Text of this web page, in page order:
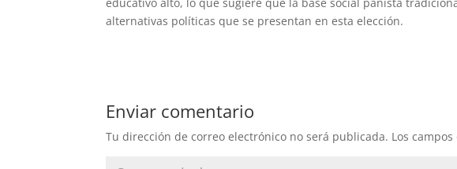
alternativas políticas que se presentan en esta elección.
Enviar comentario
Tu dirección de correo electrónico no será publicada. Los